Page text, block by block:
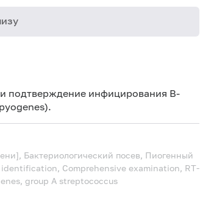
подтверждение инфицирования В-
Бактериологический посев, Пиогенный
Comprehensive examination, RT-
group A streptococcus